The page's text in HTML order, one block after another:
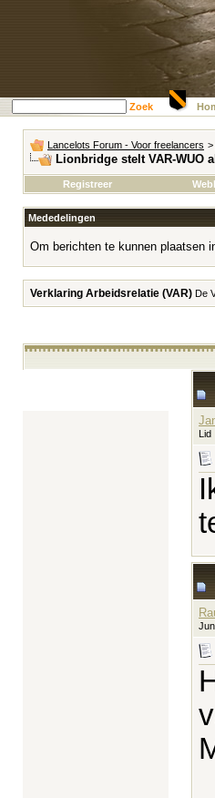
Zoek
Lancelots Forum - Voor freelancers >
Lionbridge stelt VAR-WUO
Registreer
Mededelingen
Om berichten te kunnen plaatsen
Verklaring Arbeidsrelatie (VAR) De
Lid